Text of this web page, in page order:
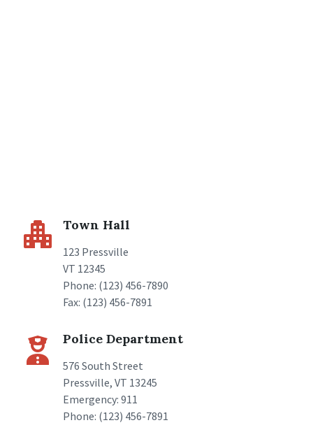
Town Hall
123 Pressville
VT 12345
Phone: (123) 456-7890
Fax: (123) 456-7891
Police Department
576 South Street
Pressville, VT 13245
Emergency: 911
Phone: (123) 456-7891